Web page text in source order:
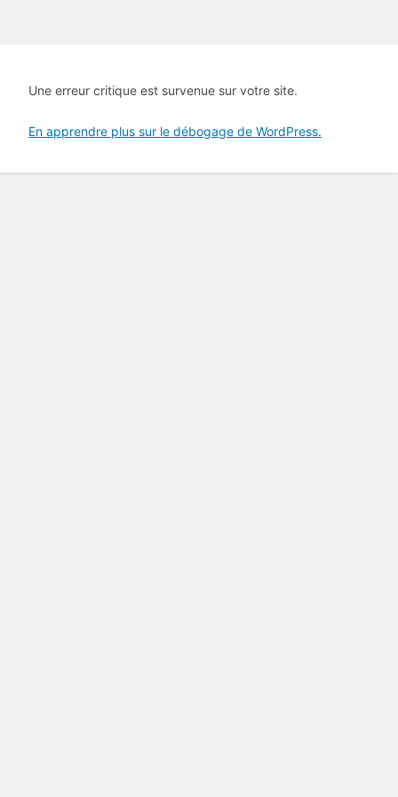
Une erreur critique est survenue sur votre site.
En apprendre plus sur le débogage de WordPress.